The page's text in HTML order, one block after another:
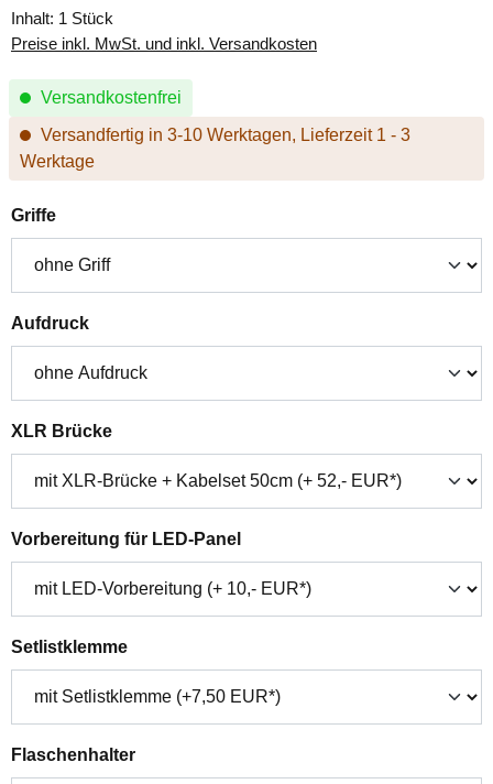
Inhalt: 1 Stück
Preise inkl. MwSt. und inkl. Versandkosten
Versandkostenfrei
Versandfertig in 3-10 Werktagen, Lieferzeit 1 - 3
Werktage
Griffeauswählen
Aufdruckauswählen
XLR Brückeauswählen
Vorbereitung für LED-Panelauswählen
Setlistklemmeauswählen
Flaschenhalterauswählen